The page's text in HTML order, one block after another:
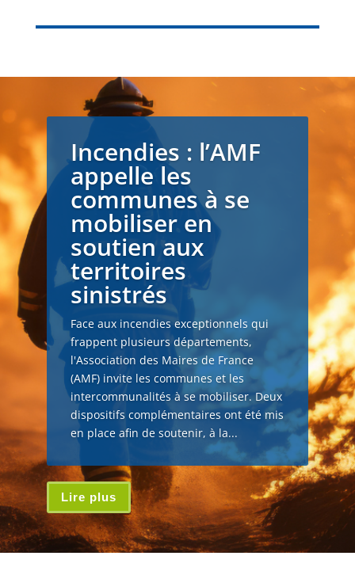
Incendies : l’AMF
appelle les
communes à se
mobiliser en
soutien aux
territoires
sinistrés
Face aux incendies exceptionnels qui
frappent plusieurs départements,
l'Association des Maires de France
(AMF) invite les communes et les
intercommunalités à se mobiliser. Deux
dispositifs complémentaires ont été mis
en place afin de soutenir, à la...
Lire plus